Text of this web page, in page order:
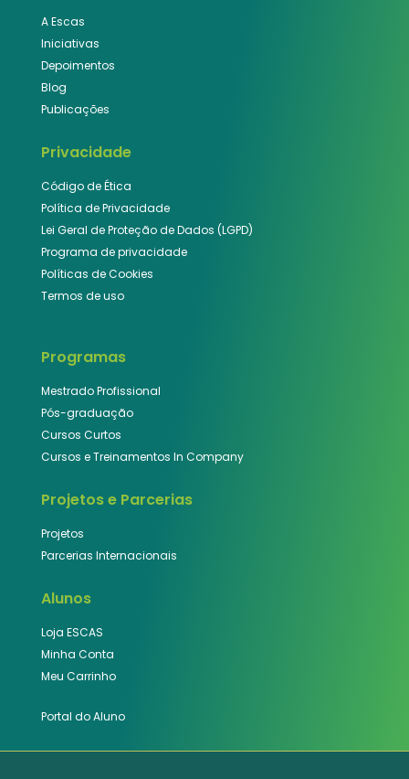
A Escas
Iniciativas
Depoimentos
Blog
Publicações
Privacidade
Código de Ética
Política de Privacidade
Lei Geral de Proteção de Dados (LGPD)
Programa de privacidade
Políticas de Cookies
Termos de uso
Programas
Mestrado Profissional
Pós-graduação
Cursos Curtos
Cursos e Treinamentos In Company
Projetos e Parcerias
Projetos
Parcerias Internacionais
Alunos
Loja ESCAS
Minha Conta
Meu Carrinho
Portal do Aluno